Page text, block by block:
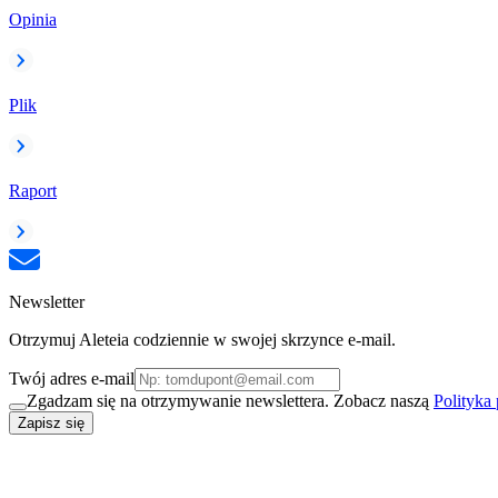
Opinia
Plik
Raport
Newsletter
Otrzymuj Aleteia codziennie w swojej skrzynce e-mail.
Twój adres e-mail
Zgadzam się na otrzymywanie newslettera. Zobacz naszą Polityka
Zapisz się